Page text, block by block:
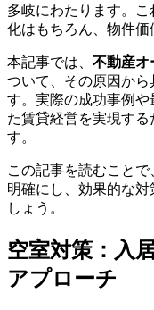
多岐にわたります。
化はもちろん、物件価
本記事では、 不動産オ
ついて、その原因から
す。実際の成功事例
た賃貸経営を実現す
す。
この記事を読むこと
明確にし、効果的な
しょう。
空室対策：入
アプローチ